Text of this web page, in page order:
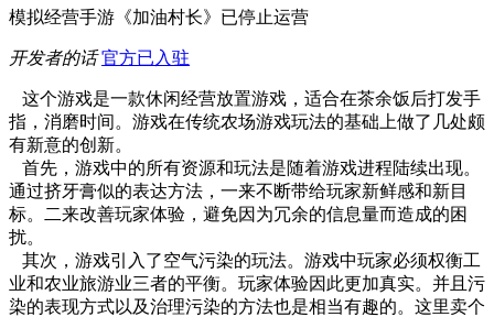
模拟经营手游《加油村长》已停止运营
开发者的话 官方已入驻
这个游戏是一款休闲经营放置游戏，适合在茶余饭后打发手
指，消磨时间。游戏在传统农场游戏玩法的基础上做了几处颇
有新意的创新。
首先，游戏中的所有资源和玩法是随着游戏进程陆续出现。
通过挤牙膏似的表达方法，一来不断带给玩家新鲜感和新目
标。二来改善玩家体验，避免因为冗余的信息量而造成的困
扰。
其次，游戏引入了空气污染的玩法。游戏中玩家必须权衡工
业和农业旅游业三者的平衡。玩家体验因此更加真实。并且污
染的表现方式以及治理污染的方法也是相当有趣的。这里卖个